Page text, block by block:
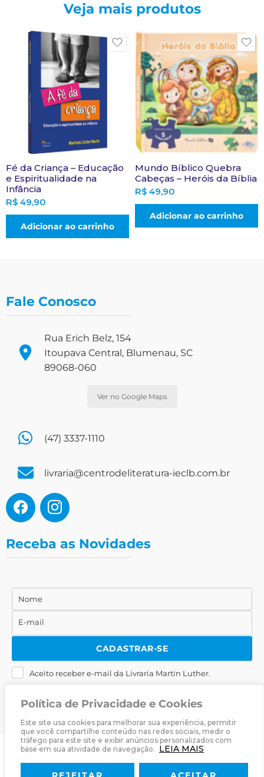
Política de Privacidade e Cookies
Este site usa cookies para melhorar sua experiência, permitir
que você compartilhe conteúdo nas redes sociais, medir o
tráfego para este site e exibir anúncios personalizados com
base em sua atividade de navegação. LEIA MAIS
Veja mais produtos
Fé da Criança – Educação
e Espiritualidade na
Infância
R$ 49,90
Adicionar ao carrinho
Mundo Bíblico Quebra
Cabeças – Heróis da Bíblia
R$ 49,90
Adicionar ao carrinho
Fale Conosco
Rua Erich Belz, 154
Itoupava Central, Blumenau, SC
89068-060
Ver no Google Maps
(47) 3337-1110
livraria@centrodeliteratura-ieclb.com.br
Receba as Novidades
Nome
Nome
E-
mail
E-mail
CADASTRAR-SE
Aceito receber e-mail da Livraria Martin Luther.
Livraria Martin Luther· Desenvolvido porZwei Arts